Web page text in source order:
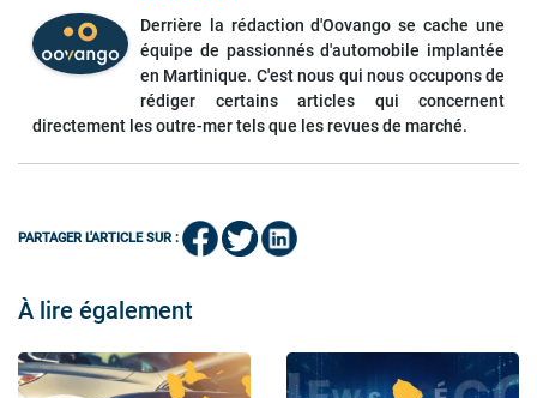
Derrière la rédaction d'Oovango se cache une
équipe de passionnés d'automobile implantée
en Martinique. C'est nous qui nous occupons de
rédiger certains articles qui concernent
directement les outre-mer tels que les revues de marché.
PARTAGER L'ARTICLE SUR :
À lire également